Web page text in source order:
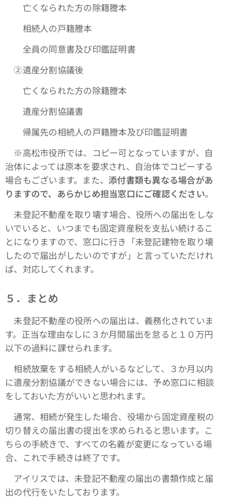
亡くなられた方の除籍謄本
相続人の戸籍謄本
全員の同意書及び印鑑証明書
➁遺産分割協議後
亡くなられた方の除籍謄本
遺産分割協議書
帰属先の相続人の戸籍謄本及び印鑑証明書
※高松市役所では、コピー可となっていますが、自
治体によっては原本を要求され、自治体でコピーする
場合もございます。また、添付書類も異なる場合があ
りますので、あらかじめ担当窓口にご確認ください。
未登記不動産を取り壊す場合、役所への届出をしな
いでいると、いつまでも固定資産税を支払い続けるこ
とになりますので、窓口に行き「未登記建物を取り壊
したので届出がしたいのですが」と言っていただけれ
ば、対応してくれます。
５．まとめ
未登記不動産の役所への届出は、義務化されていま
す。正当な理由なしに３か月間届出を怠ると１０万円
以下の過料に課せられます。
相続放棄をする相続人がいるなどして、３か月以内
に遺産分割協議ができない場合には、予め窓口に相談
をしておいた方がいいと思われます。
通常、相続が発生した場合、役場から固定資産税の
切り替えの届出書の提出を求められると思います。こ
ちらの手続きで、すべての名義が変更になっている場
合、これで手続きは終了です。
アイリスでは、未登記不動産の届出の書類作成と届
出の代行をいたしております。